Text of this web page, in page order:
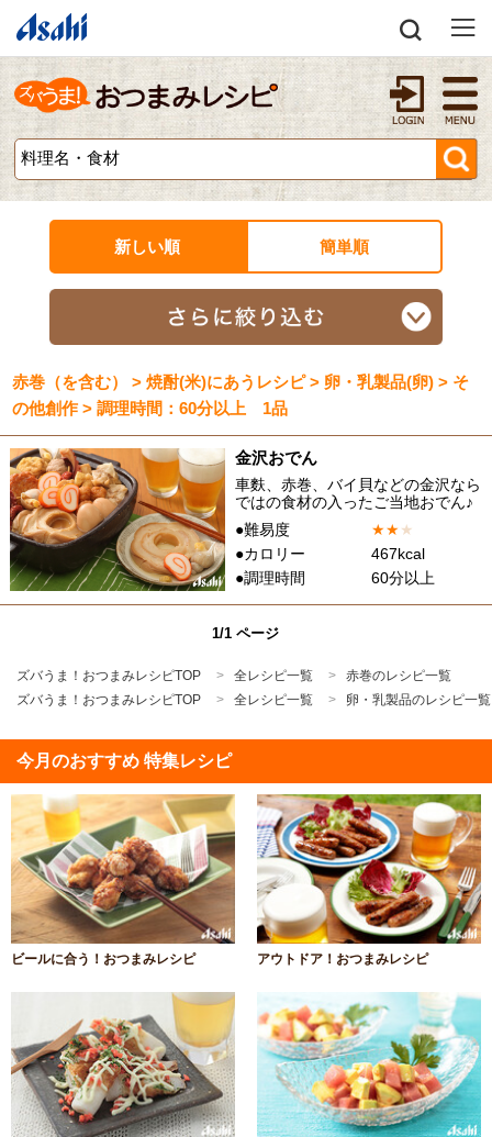
新しい順 簡単順
赤巻（を含む） > 焼酎(米)にあうレシピ > 卵・乳製品(卵) > そ
の他創作 > 調理時間：60分以上 1品
金沢おでん
車麩、赤巻、バイ貝などの金沢なら
ではの食材の入ったご当地おでん♪
●難易度
★★★
●カロリー
467kcal
●調理時間
60分以上
1/1 ページ
ズバうま！おつまみレシピTOP 全レシピ一覧
赤巻のレシピ一覧
ズバうま！おつまみレシピTOP
全レシピ一覧 卵・乳製品のレシピ一覧
今月のおすすめ 特集レシピ
ビールに合う！おつまみレシピ アウトドア！おつまみレシピ